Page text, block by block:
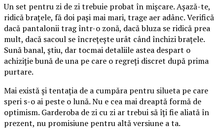
Un set pentru zi de zi trebuie probat în mișcare. Așază-te,
ridică brațele, fă doi pași mai mari, trage aer adânc. Verifică
dacă pantalonii trag într-o zonă, dacă bluza se ridică prea
mult, dacă sacoul se încrețește urât când închizi brațele.
Sună banal, știu, dar tocmai detaliile astea despart o
achiziție bună de una pe care o regreți discret după prima
purtare.
Mai există și tentația de a cumpăra pentru silueta pe care
speri s-o ai peste o lună. Nu e cea mai dreaptă formă de
optimism. Garderoba de zi cu zi ar trebui să îți fie aliată în
prezent, nu promisiune pentru altă versiune a ta.